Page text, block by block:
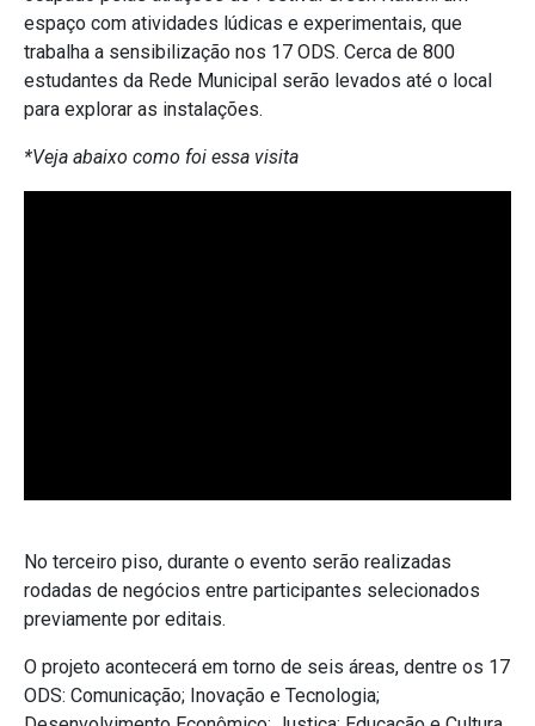
espaço com atividades lúdicas e experimentais, que
trabalha a sensibilização nos 17 ODS. Cerca de 800
estudantes da Rede Municipal serão levados até o local
para explorar as instalações.
*Veja abaixo como foi essa visita
No terceiro piso, durante o evento serão realizadas
rodadas de negócios entre participantes selecionados
previamente por editais.
O projeto acontecerá em torno de seis áreas, dentre os 17
ODS: Comunicação; Inovação e Tecnologia;